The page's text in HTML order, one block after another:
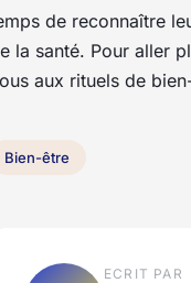
de reconnaître
la santé. Pour aller
aux rituels de
Bien-être
ECRIT PAR